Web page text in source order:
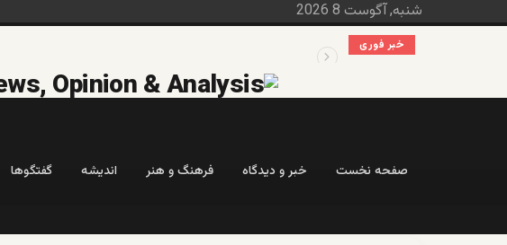
شنبه, آگوست 8 2026
خبر فوری
علم تاریخ
صفحه نخست خبر و دیدگاه فرهنگ و هنر اندیشه گفتگوها